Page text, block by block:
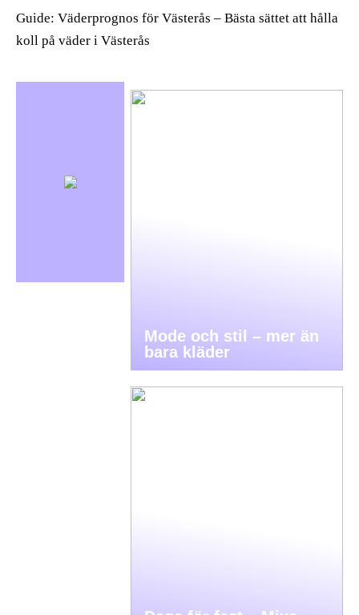
Guide: Väderprognos för Västerås – Bästa sättet att hålla
koll på väder i Västerås
Mode och stil – mer än
bara kläder